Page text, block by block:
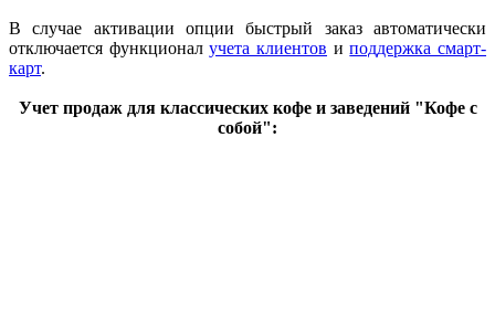
В случае активации опции быстрый заказ автоматически
отключается функционалучета клиентов иподдержка смарт-
карт.
Учет продаж для классических кофе и заведений "Кофе с
собой":